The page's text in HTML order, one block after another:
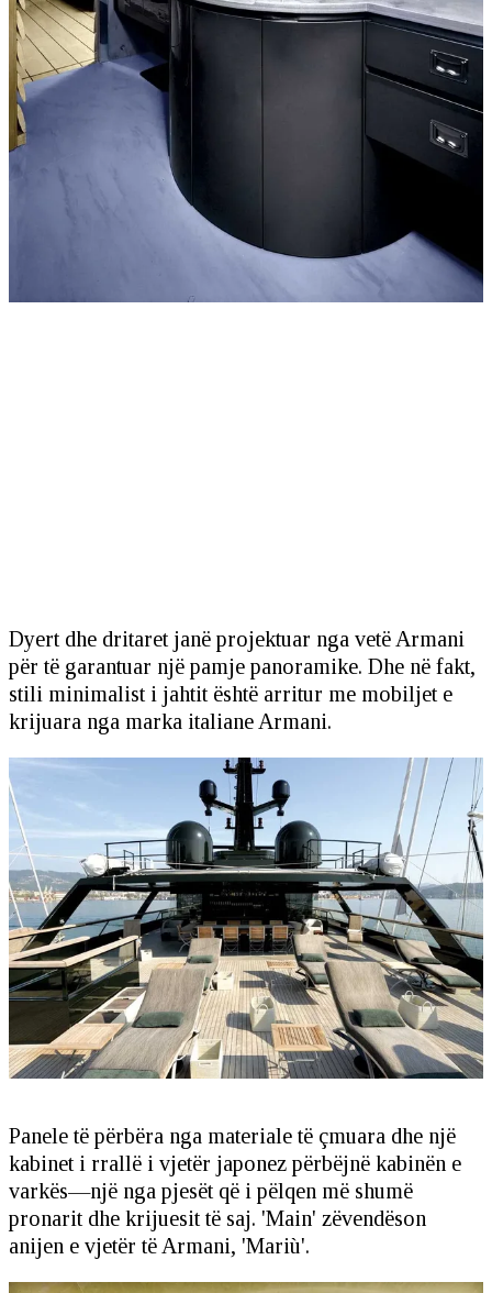
Dyert dhe dritaret janë projektuar nga vetë Armani
për të garantuar një pamje panoramike. Dhe në fakt,
stili minimalist i jahtit është arritur me mobiljet e
krijuara nga marka italiane Armani.
Panele të përbëra nga materiale të çmuara dhe një
kabinet i rrallë i vjetër japonez përbëjnë kabinën e
varkës—një nga pjesët që i pëlqen më shumë
pronarit dhe krijuesit të saj. 'Main' zëvendëson
anijen e vjetër të Armani, 'Mariù'.